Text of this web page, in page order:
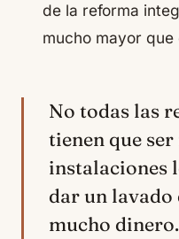
de la reforma
mucho mayor
No todas las
tienen que
instalaciones
dar un lavado
mucho dinero.